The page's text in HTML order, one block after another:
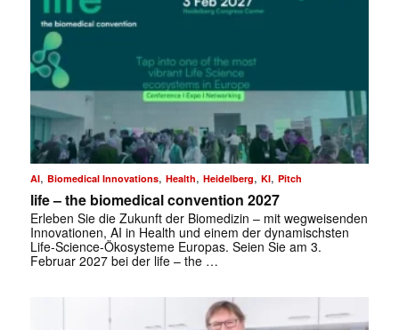
AI, Biomedical Innovations, Health, Heidelberg, KI, Pitch
life – the biomedical convention 2027
Erleben Sie die Zukunft der Biomedizin – mit wegweisenden
Innovationen, AI in Health und einem der dynamischsten
Life-Science-Ökosysteme Europas. Seien Sie am 3.
Februar 2027 bei der life – the …